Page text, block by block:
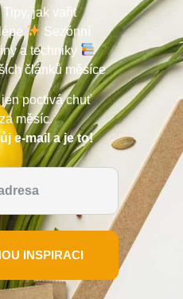
Tipy, jak vařit
Sezónní
a techniky
článků měsíce
poctivá chuť
měsíc.
e-mail a je to!
INSPIRACI